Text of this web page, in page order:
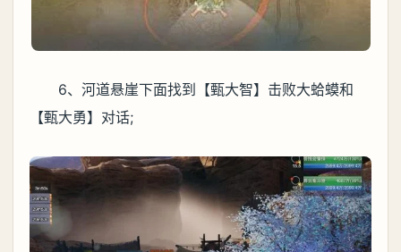
6、河道悬崖下面找到【甄大智】击败大蛤蟆和
【甄大勇】对话;